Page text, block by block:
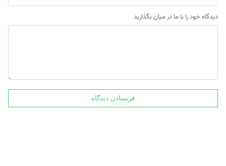
دیدگاه خود را با ما در میان بگذارید